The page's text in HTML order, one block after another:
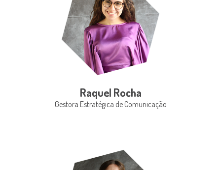
Raquel Rocha
Gestora Estratégica de Comunicação